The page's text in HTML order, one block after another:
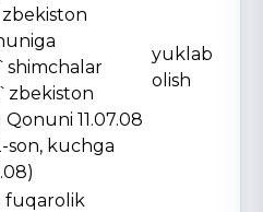
11.07.08
son, kuchga
yuklab
olish
fuqarolik